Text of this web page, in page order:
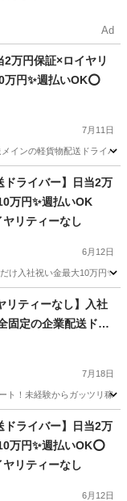
Ad
2万円保証×ロイヤリ
万円✨週払いOK⭕️
7月11日
インの軽貨物配送ドライ
ドライバー】日当2万
万円✨週払いOK
リティーなし
6月12日
け入社祝い金最大10万円✨
リティーなし】入社
固定の企業配送ドラ
7月18日
ト！未経験からガッツリ稼
ドライバー】日当2万
万円✨週払いOK⭕️
リティーなし
6月12日